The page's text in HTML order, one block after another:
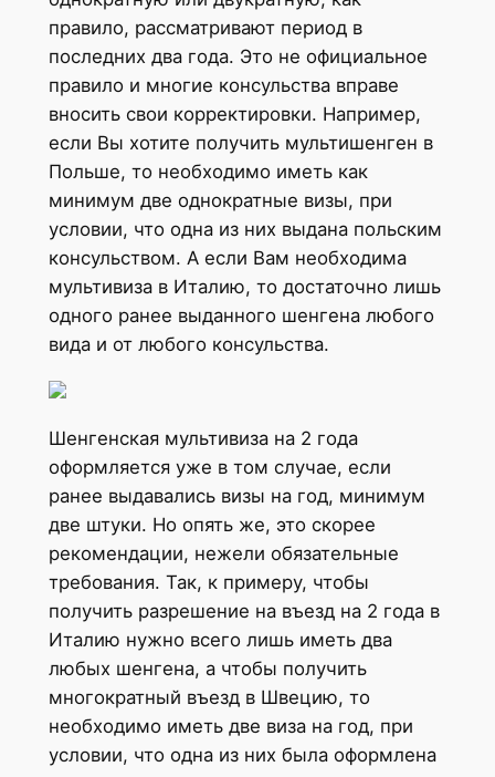
правило, рассматривают период в
последних два года. Это не официальное
правило и многие консульства вправе
вносить свои корректировки. Например,
если Вы хотите получить мультишенген в
Польше, то необходимо иметь как
минимум две однократные визы, при
условии, что одна из них выдана польским
консульством. А если Вам необходима
мультивиза в Италию, то достаточно лишь
одного ранее выданного шенгена любого
вида и от любого консульства.
Шенгенская мультивиза на 2 года
оформляется уже в том случае, если
ранее выдавались визы на год, минимум
две штуки. Но опять же, это скорее
рекомендации, нежели обязательные
требования. Так, к примеру, чтобы
получить разрешение на въезд на 2 года в
Италию нужно всего лишь иметь два
любых шенгена, а чтобы получить
многократный въезд в Швецию, то
необходимо иметь две виза на год, при
условии, что одна из них была оформлена